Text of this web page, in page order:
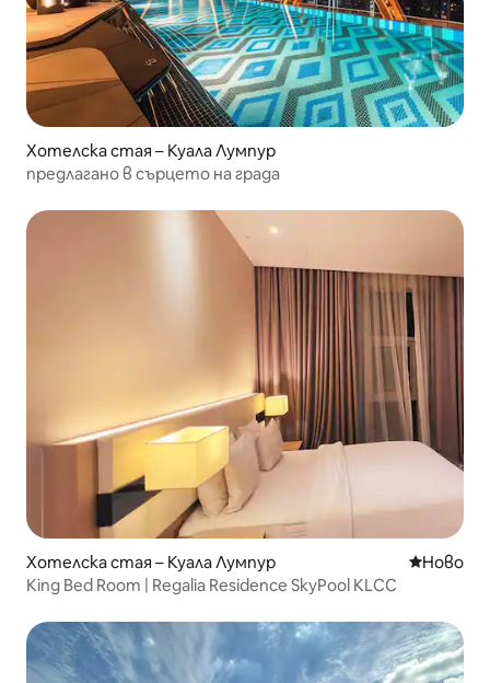
Хотелска стая – Куала Лумпур
предлагано в сърцето на града
Хотелска стая – Куала Лумпур Ново
Ново
King Bed Room | Regalia Residence SkyPool KLCC